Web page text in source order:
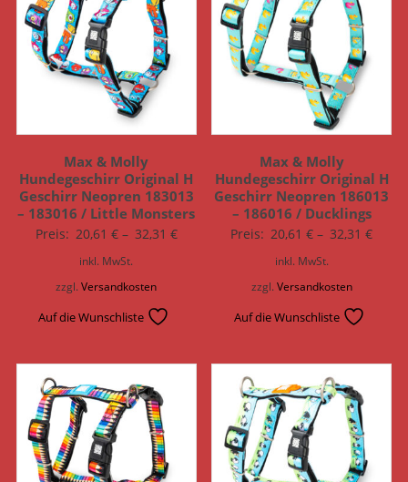
Max & Molly
Hundegeschirr Original H
Geschirr Neopren 183013
– 183016 / Little Monsters
Preis: 20,61 €– 32,31 €
inkl. MwSt.
zzgl.Versandkosten
Auf die Wunschliste
Max & Molly
Hundegeschirr Original H
Geschirr Neopren 186013
– 186016 / Ducklings
Preis: 20,61€ – 32,31€
inkl. MwSt.
zzgl. Versandkosten
Auf die Wunschliste